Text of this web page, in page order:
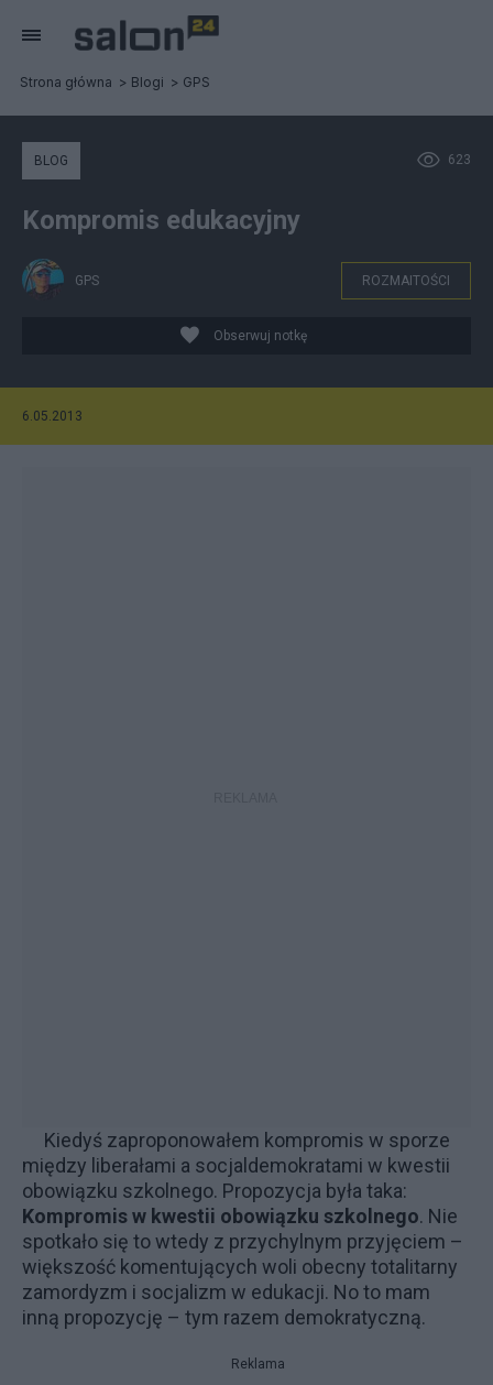
Strona główna Blogi GPS
623
BLOG
Kompromis edukacyjny
GPS ROZMAITOŚCI
Obserwuj notkę
6.05.2013
Kiedyś zaproponowałem kompromis w sporze
między liberałami a socjaldemokratami w kwestii
obowiązku szkolnego. Propozycja była taka:
Kompromis w kwestii obowiązku szkolnego. Nie
spotkało się to wtedy z przychylnym przyjęciem –
większość komentujących woli obecny totalitarny
zamordyzm i socjalizm w edukacji. No to mam
inną propozycję – tym razem demokratyczną.
Reklama